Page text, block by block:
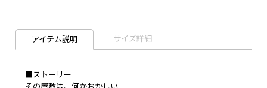
アイテム説明 サイズ詳細
■ストーリー